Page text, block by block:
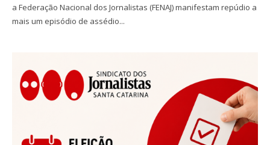
a Federação Nacional dos Jornalistas (FENAJ) manifestam repúdio a
mais um episódio de assédio...